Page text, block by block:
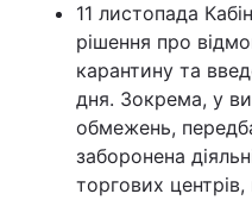
11 листопада
рішення про
карантину та
дня. Зокрема, у
обмежень,
заборонена
торгових центрів,